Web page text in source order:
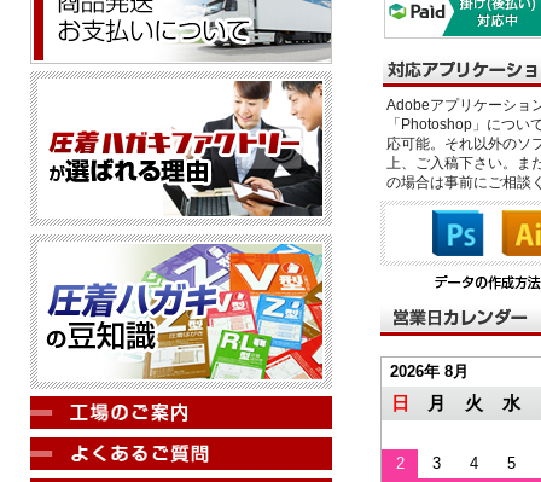
Adobeアプリケーショ
「Photoshop」につい
応可能。それ以外のソ
上、ご入稿下さい。ま
の場合は事前にご相談
2026年 8月
日 月 火 水
2 3 4
5